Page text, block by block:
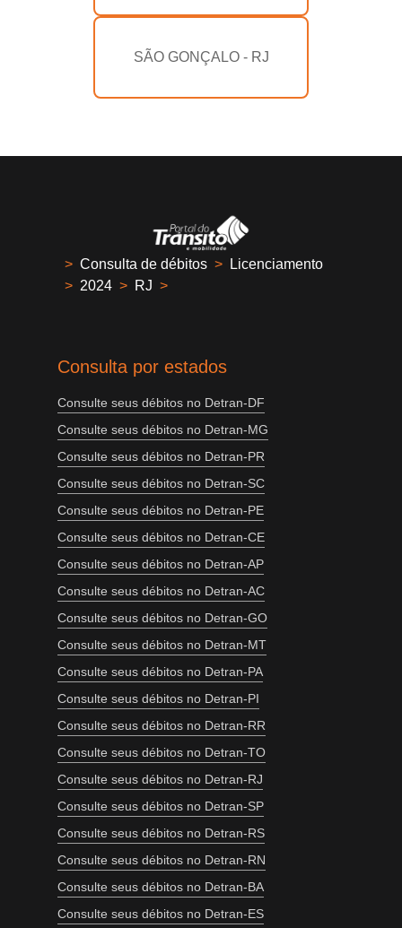
SÃO GONÇALO - RJ
> Consulta de débitos >
Licenciamento
> 2024 > RJ >
Consulta por estados
Consulte seus débitos no Detran-DF
Consulte seus débitos no Detran-MG
Consulte seus débitos no Detran-PR
Consulte seus débitos no Detran-SC
Consulte seus débitos no Detran-PE
Consulte seus débitos no Detran-CE
Consulte seus débitos no Detran-AP
Consulte seus débitos no Detran-AC
Consulte seus débitos no Detran-GO
Consulte seus débitos no Detran-MT
Consulte seus débitos no Detran-PA
Consulte seus débitos no Detran-PI
Consulte seus débitos no Detran-RR
Consulte seus débitos no Detran-TO
Consulte seus débitos no Detran-RJ
Consulte seus débitos no Detran-SP
Consulte seus débitos no Detran-RS
Consulte seus débitos no Detran-RN
Consulte seus débitos no Detran-BA
Consulte seus débitos no Detran-ES